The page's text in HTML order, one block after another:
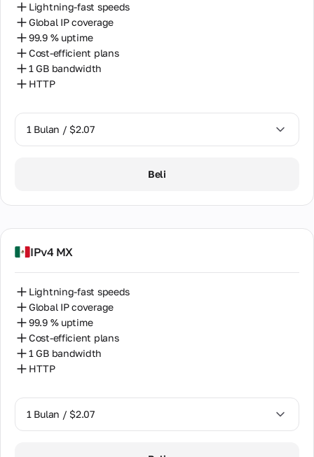
Lightning-fast speeds
Global IP coverage
99.9 % uptime
Cost-efficient plans
1 GB bandwidth
HTTP
1 Bulan / $2.07
Beli
IPv4 MX
Lightning-fast speeds
Global IP coverage
99.9 % uptime
Cost-efficient plans
1 GB bandwidth
HTTP
1 Bulan / $2.07